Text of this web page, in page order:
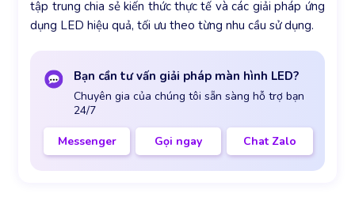
tập trung chia sẻ kiến thức thực tế và các giải pháp ứng
dụng LED hiệu quả, tối ưu theo từng nhu cầu sử dụng.
Bạn cần tư vấn giải pháp màn hình LED?
Chuyên gia của chúng tôi sẵn sàng hỗ trợ bạn
24/7
Messenger Gọi ngay Chat Zalo